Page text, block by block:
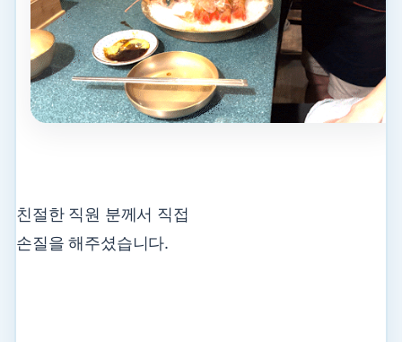
친절한 직원 분께서 직접
손질을 해주셨습니다.